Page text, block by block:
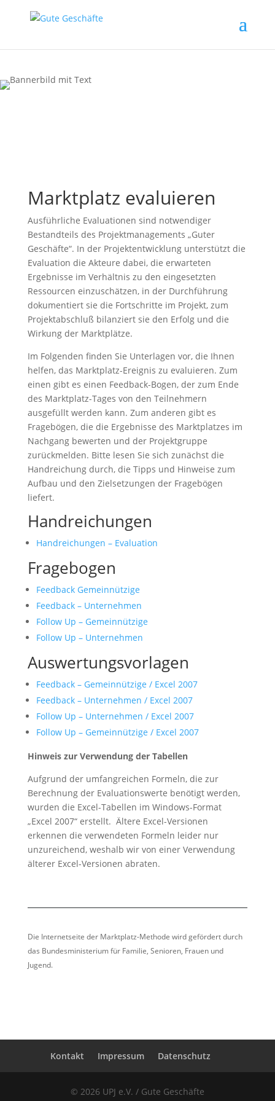
Marktplatz evaluieren
Ausführliche Evaluationen sind notwendiger
Bestandteils des Projektmanagements „Guter
Geschäfte“. In der Projektentwicklung unterstützt die
Evaluation die Akteure dabei, die erwarteten
Ergebnisse im Verhältnis zu den eingesetzten
Ressourcen einzuschätzen, in der Durchführung
dokumentiert sie die Fortschritte im Projekt, zum
Projektabschluß bilanziert sie den Erfolg und die
Wirkung der Marktplätze.
Im Folgenden finden Sie Unterlagen vor, die Ihnen
helfen, das Marktplatz-Ereignis zu evaluieren. Zum
einen gibt es einen Feedback-Bogen, der zum Ende
des Marktplatz-Tages von den Teilnehmern
ausgefüllt werden kann. Zum anderen gibt es
Fragebögen, die die Ergebnisse des Marktplatzes im
Nachgang bewerten und der Projektgruppe
zurückmelden. Bitte lesen Sie sich zunächst die
Handreichung durch, die Tipps und Hinweise zum
Aufbau und den Zielsetzungen der Fragebögen
liefert.
Handreichungen
Handreichungen – Evaluation
Fragebogen
Feedback Gemeinnützige
Feedback – Unternehmen
Follow Up – Gemeinnützige
Follow Up – Unternehmen
Auswertungsvorlagen
Feedback – Gemeinnützige / Excel 2007
Feedback – Unternehmen / Excel 2007
Follow Up – Unternehmen / Excel 2007
Follow Up – Gemeinnützige / Excel 2007
Hinweis zur Verwendung der Tabellen
Aufgrund der umfangreichen Formeln, die zur
Berechnung der Evaluationswerte benötigt werden,
wurden die Excel-Tabellen im Windows-Format
„Excel 2007“ erstellt. Ältere Excel-Versionen
erkennen die verwendeten Formeln leider nur
unzureichend, weshalb wir von einer Verwendung
älterer Excel-Versionen abraten.
Die Internetseite der Marktplatz-Methode wird gefördert durch
das Bundesministerium für Familie, Senioren, Frauen und
Jugend.
Kontakt Impressum Datenschutz
© 2026 UPJ e.V. / Gute Geschäfte